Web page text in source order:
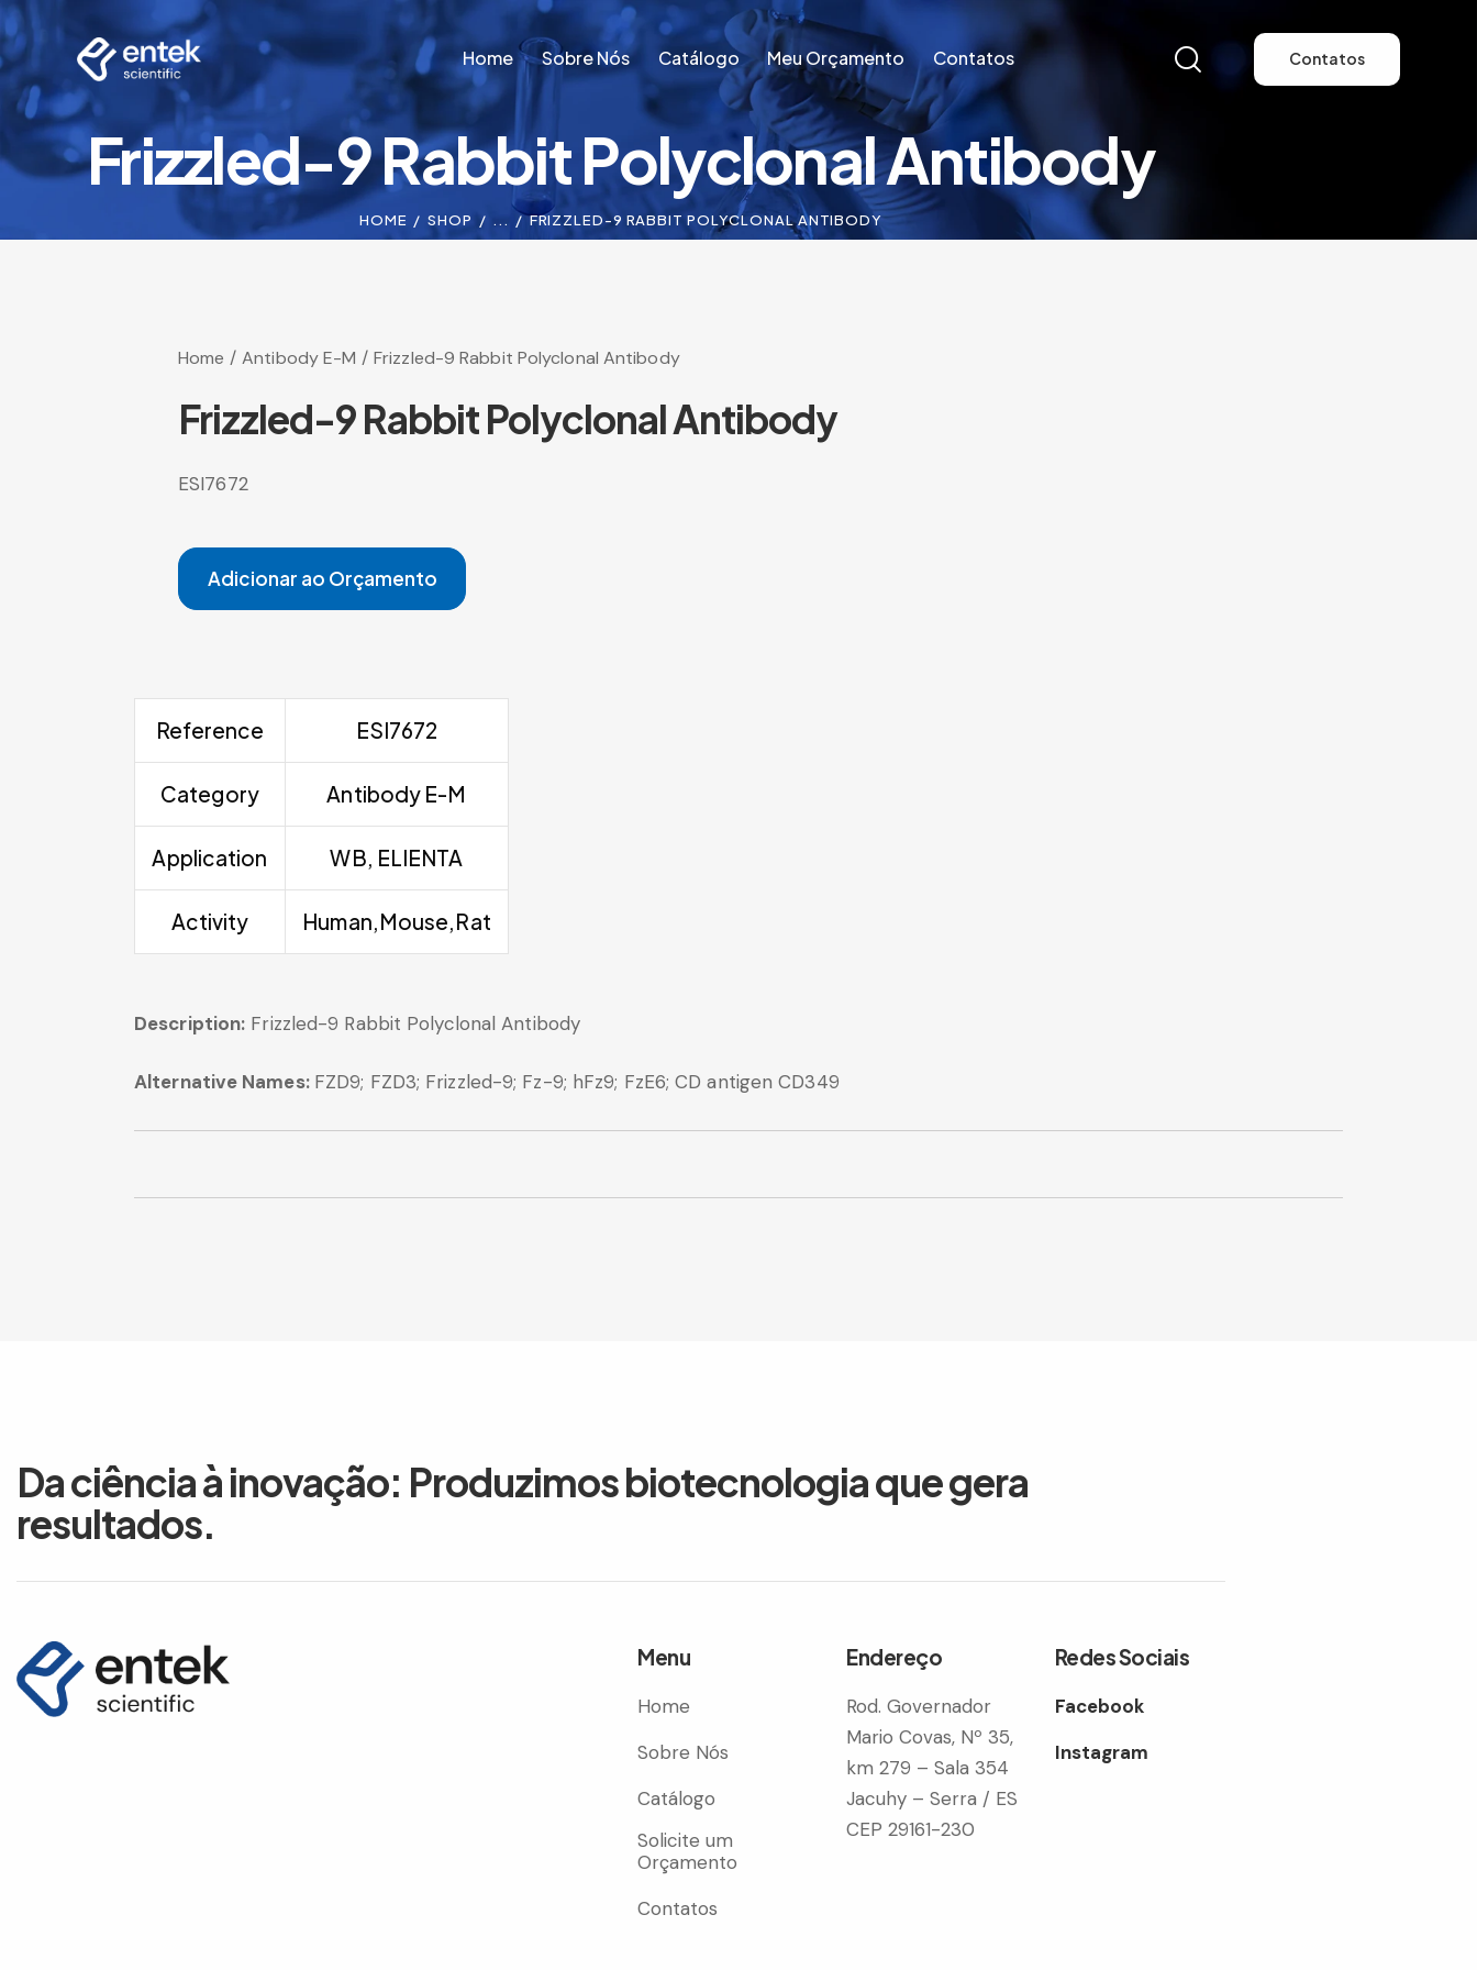
Home Sobre Nós Catálogo Meu Orçamento Contatos Contatos
Home Sobre Nós Catálogo Meu Orçamento Contatos
Frizzled-9 Rabbit Polyclonal Antibody
HOME SHOP ... FRIZZLED-9 RABBIT POLYCLONAL ANTIBODY
Home Antibody E-M Frizzled-9 Rabbit Polyclonal Antibody
Frizzled-9 Rabbit Polyclonal Antibody
ESI7672
Adicionar ao Orçamento
Reference ESI7672
Category Antibody E-M
Application WB, ELIENTA
Activity Human,Mouse,Rat
Description: Frizzled-9 Rabbit Polyclonal Antibody
Alternative Names: FZD9; FZD3; Frizzled-9; Fz-9; hFz9; FzE6; CD antigen CD349
Da ciência à inovação: Produzimos biotecnologia que gera
resultados.
Menu
Home
Sobre Nós
Catálogo
Solicite um
Orçamento
Contatos
Endereço
Rod. Governador
Mario Covas, Nº 35,
km 279 – Sala 354
Jacuhy – Serra / ES
CEP 29161-230
Redes Sociais
Facebook
Instagram